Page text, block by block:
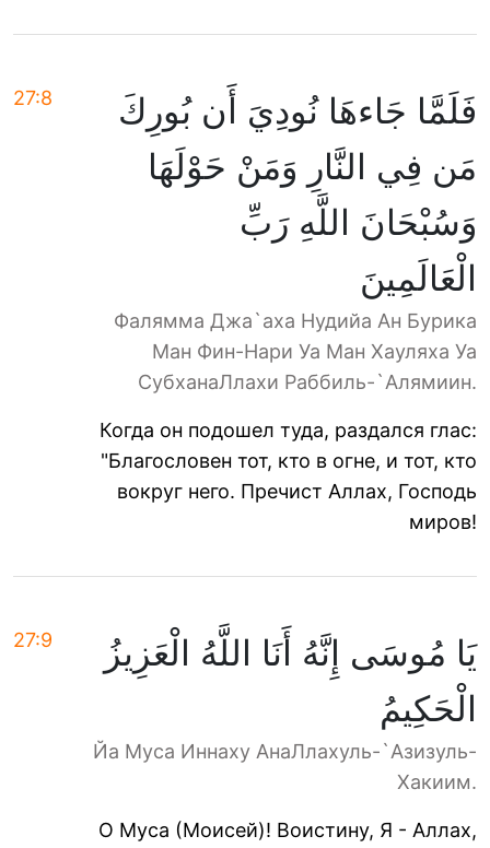
27:8
فَلَمَّا جَاءهَا نُودِيَ أَن بُورِكَ
مَن فِي النَّارِ وَمَنْ حَوْلَهَا
وَسُبْحَانَ اللَّهِ رَبِّ
الْعَالَمِينَ
Фалямма Джа`аха Нудийа Ан Бурика
Ман Фин-Нари Уа Ман Хауляха Уа
СубханаЛлахи Раббиль-`Алямиин.
Когда он подошел туда, раздался глас:
"Благословен тот, кто в огне, и тот, кто
вокруг него. Пречист Аллах, Господь
миров!
27:9
يَا مُوسَى إِنَّهُ أَنَا اللَّهُ الْعَزِيزُ
الْحَكِيمُ
Йа Муса Иннаху АнаЛлахуль-`Азизуль-
Хакиим.
О Муса (Моисей)! Воистину, Я - Аллах,